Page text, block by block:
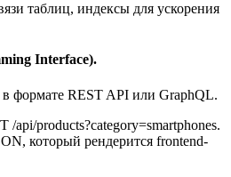
таблиц, индексы для ускорения
Interface).
в формате REST API или GraphQL.
/api/products?category=smartphones.
который рендерится frontend-